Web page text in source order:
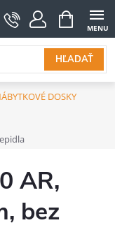
HĽADAŤ
NÁKUPNÝ
KOŠÍK
DOSKY
AR,
bez